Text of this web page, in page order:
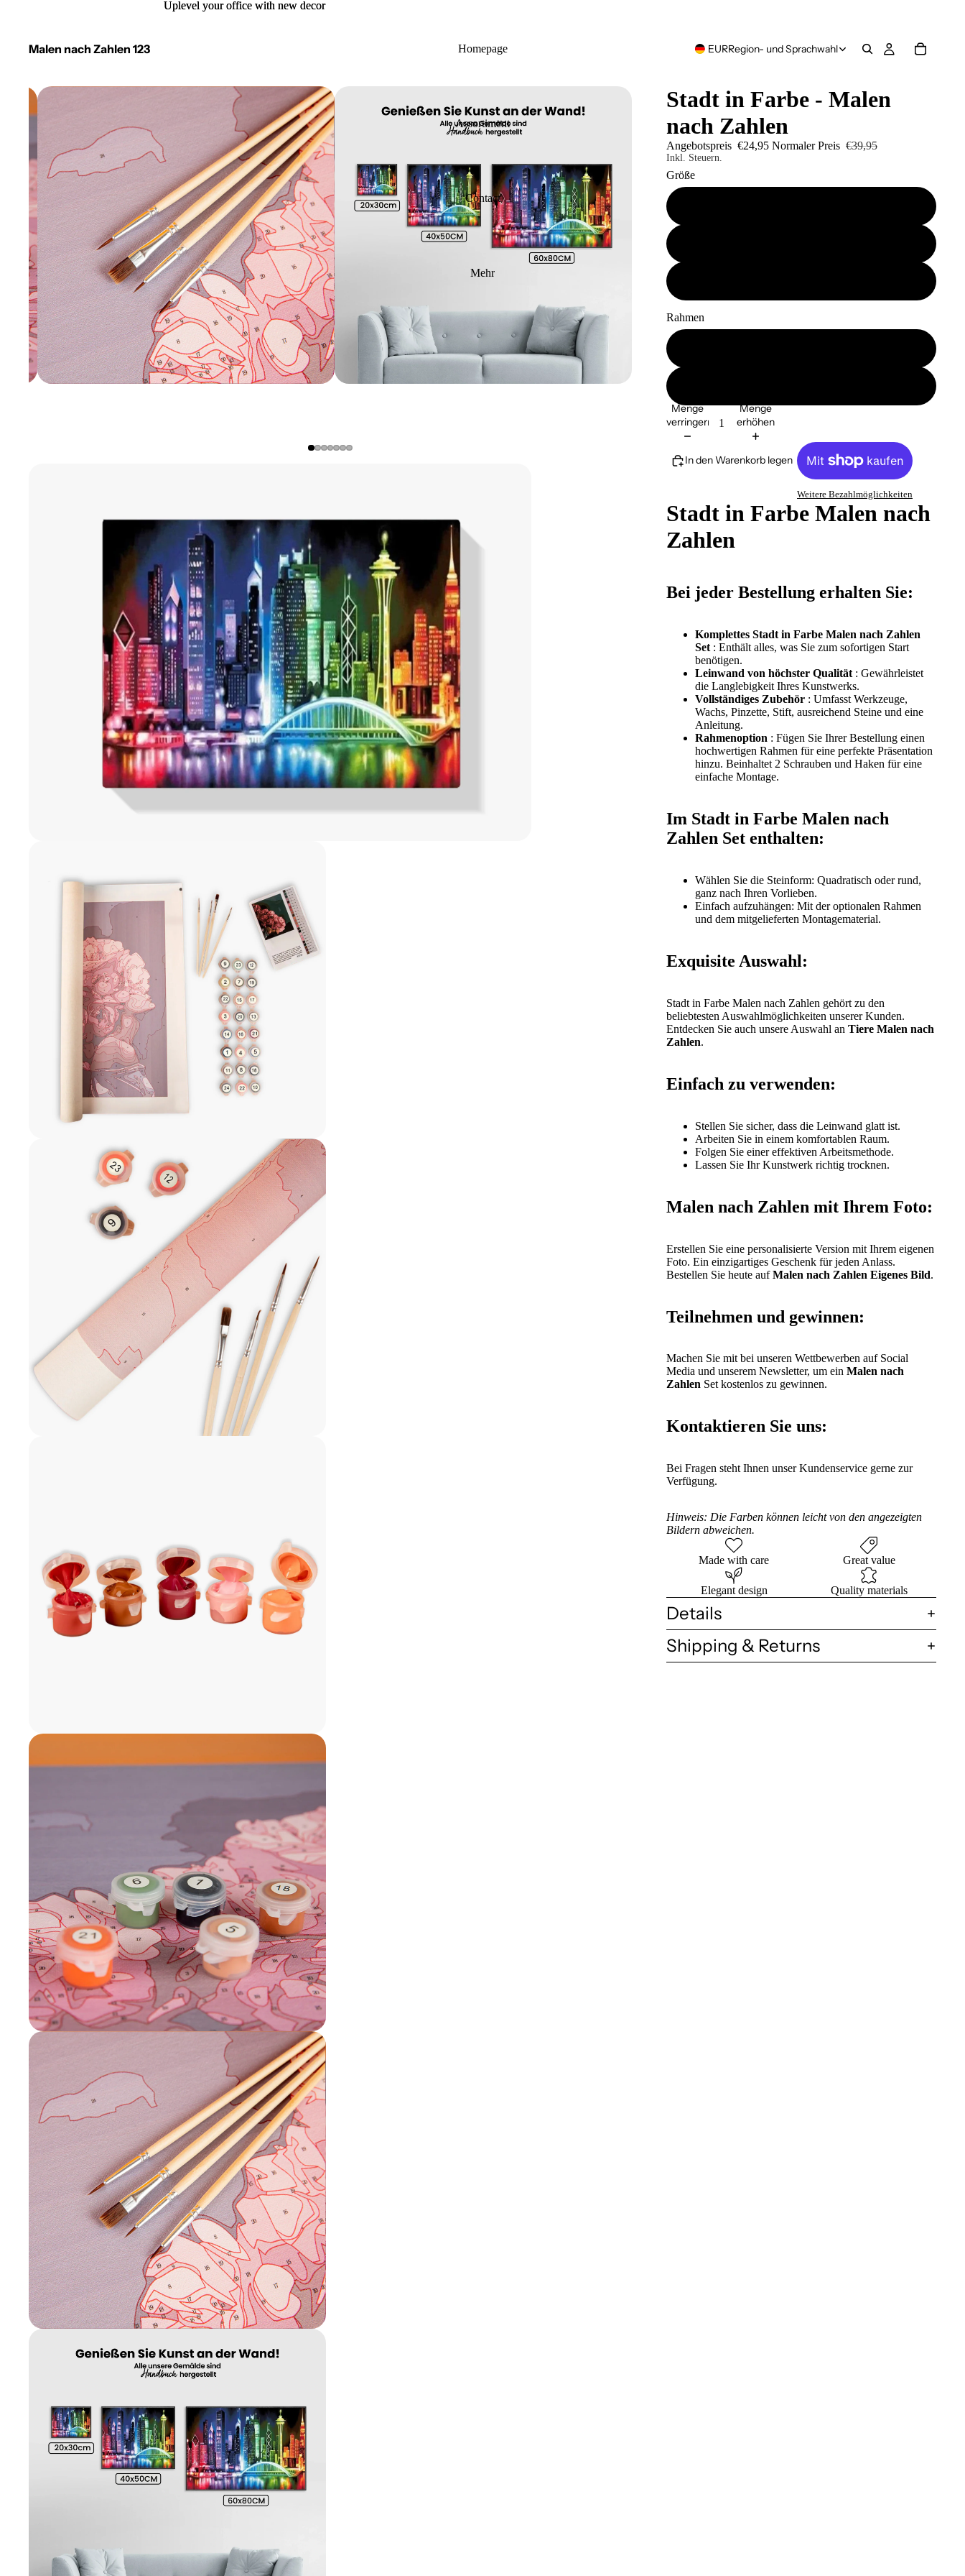
Uplevel your office with new decor
Uplevel your office with new decor
Malen nach Zahlen 123 Homepage
Assortiment
Contact
Mehr
EURRegion- und Sprachwahl
Stadt in Farbe - Malen
nach Zahlen
Angebotspreis €24,95 Normaler Preis €39,95
Inkl. Steuern.
Größe
Rahmen
Menge
verringern
Menge
erhöhen
In den Warenkorb legen
Weitere Bezahlmöglichkeiten
Stadt in Farbe Malen nach
Zahlen
Bei jeder Bestellung erhalten Sie:
Komplettes Stadt in Farbe Malen nach Zahlen
Set : Enthält alles, was Sie zum sofortigen Start
benötigen.
Leinwand von höchster Qualität : Gewährleistet
die Langlebigkeit Ihres Kunstwerks.
Vollständiges Zubehör : Umfasst Werkzeuge,
Wachs, Pinzette, Stift, ausreichend Steine und eine
Anleitung.
Rahmenoption : Fügen Sie Ihrer Bestellung einen
hochwertigen Rahmen für eine perfekte Präsentation
hinzu. Beinhaltet 2 Schrauben und Haken für eine
einfache Montage.
Im Stadt in Farbe Malen nach
Zahlen Set enthalten:
Wählen Sie die Steinform: Quadratisch oder rund,
ganz nach Ihren Vorlieben.
Einfach aufzuhängen: Mit der optionalen Rahmen
und dem mitgelieferten Montagematerial.
Exquisite Auswahl:
Stadt in Farbe Malen nach Zahlen gehört zu den
beliebtesten Auswahlmöglichkeiten unserer Kunden.
Entdecken Sie auch unsere Auswahl an Tiere Malen nach
Zahlen.
Einfach zu verwenden:
Stellen Sie sicher, dass die Leinwand glatt ist.
Arbeiten Sie in einem komfortablen Raum.
Folgen Sie einer effektiven Arbeitsmethode.
Lassen Sie Ihr Kunstwerk richtig trocknen.
Malen nach Zahlen mit Ihrem Foto:
Erstellen Sie eine personalisierte Version mit Ihrem eigenen
Foto. Ein einzigartiges Geschenk für jeden Anlass.
Bestellen Sie heute aufMalen nach Zahlen Eigenes Bild.
Teilnehmen und gewinnen:
Machen Sie mit bei unseren Wettbewerben auf Social
Media und unserem Newsletter, um ein Malen nach
Zahlen Set kostenlos zu gewinnen.
Kontaktieren Sie uns:
Bei Fragen steht Ihnen unser Kundenservice gerne zur
Verfügung.
Hinweis: Die Farben können leicht von den angezeigten
Bildern abweichen.
Made with care Great value
Elegant design Quality materials
Details
Shipping & Returns